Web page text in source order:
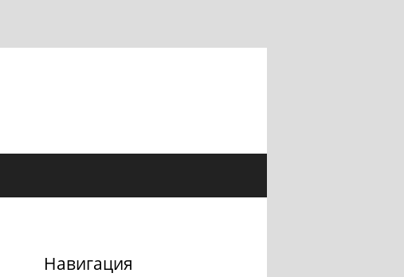
Навигация